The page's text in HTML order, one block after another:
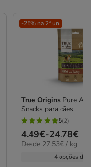
-25% na 2ª un.
True Origins Pure
Snacks para cães
5
estrelas
com
5(2)
Preço
de
4.49€-24.78€
27.53€
Desde 27.53€ / kg
4 opções de